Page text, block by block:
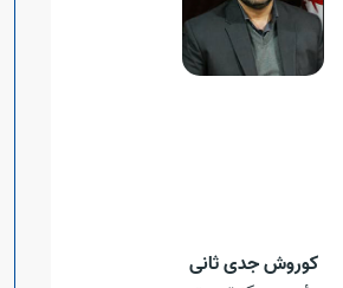
کوروش جدی ثانی